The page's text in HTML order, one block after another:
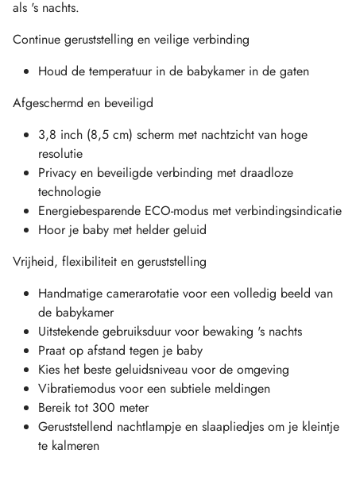
als 's nachts.
Continue geruststelling en veilige verbinding
Houd de temperatuur in de babykamer in de gaten
Afgeschermd en beveiligd
3,8 inch (8,5 cm) scherm met nachtzicht van hoge
resolutie
Privacy en beveiligde verbinding met draadloze
technologie
Energiebesparende ECO-modus met verbindingsindicatie
Hoor je baby met helder geluid
Vrijheid, flexibiliteit en geruststelling
Handmatige camerarotatie voor een volledig beeld van
de babykamer
Uitstekende gebruiksduur voor bewaking 's nachts
Praat op afstand tegen je baby
Kies het beste geluidsniveau voor de omgeving
Vibratiemodus voor een subtiele meldingen
Bereik tot 300 meter
Geruststellend nachtlampje en slaapliedjes om je kleintje
te kalmeren